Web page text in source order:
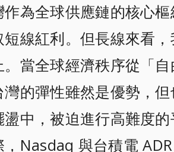
為全球供應鏈的核心
線紅利。但長線來看
。當全球經濟秩序從「
的彈性雖然是優勢，
盪中，被迫進行高難度
Nasdaq 與台積電